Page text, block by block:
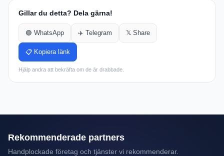
Gillar du detta? Dela gärna!
🟢 WhatsApp ✈️ Telegram 𝕏 Share
📋 Kopiera länk
Hjälp andra att bekräfta om de är drabbade.
Rekommenderade partners
Handplockade företag och tjänster vi rekommenderar.